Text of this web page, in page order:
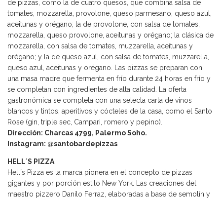
de pizzas, como la de cuatro quesos, que combina salsa de
tomates, mozzarella, provolone, queso parmesano, queso azul,
aceitunas y orégano; la de provolone, con salsa de tomates,
mozzarella, queso provolone, aceitunas y orégano; la clásica de
mozzarella, con salsa de tomates, muzzarella, aceitunas y
orégano; y la de queso azul, con salsa de tomates, muzzarella,
queso azul, aceitunas y orégano. Las pizzas se preparan con
una masa madre que fermenta en frío durante 24 horas en frío y
se completan con ingredientes de alta calidad. La oferta
gastronómica se completa con una selecta carta de vinos
blancos y tintos, aperitivos y cócteles de la casa, como el Santo
Rose (gin, triple sec, Campari, romero y pepino).
Dirección: Charcas 4799, Palermo Soho.
Instagram: @santobardepizzas
HELL´S PIZZA
Hell´s Pizza es la marca pionera en el concepto de pizzas
gigantes y por porción estilo New York. Las creaciones del
maestro pizzero Danilo Ferraz, elaboradas a base de semolín y